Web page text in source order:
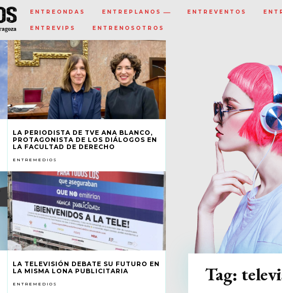
ENTREONDAS ENTREPLANOS ENTREVENTOS
ENTREVIPS ENTRENOSOTROS
LA PERIODISTA DE TVE ANA BLANCO,
PROTAGONISTA DE LOS DIÁLOGOS EN
LA FACULTAD DE DERECHO
ENTREMEDIOS
LA TELEVISIÓN DEBATE SU FUTURO EN
LA MISMA LONA PUBLICITARIA
ENTREMEDIOS Tag: